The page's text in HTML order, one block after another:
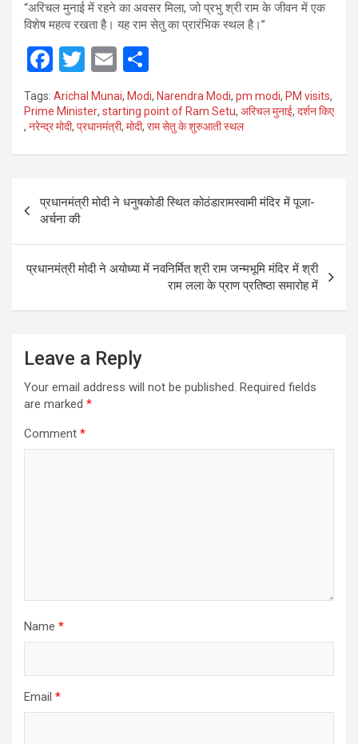
“अरिचल मुनाई में रहने का अवसर मिला, जो प्रभु श्री राम के जीवन में एक
विशेष महत्व रखता है। यह राम सेतु का प्रारंभिक स्थल है।”
F
a
ce
b
o
k
T
wi
tt
er
E
m
ail
h
ar
e
Tags: Arichal Munai, Modi, Narendra Modi, pm modi, PM visits,
Prime Minister, starting point of Ram Setu, अरिचल मुनाई, दर्शन किए
, नरेन्द्र मोदी, प्रधानमंत्री, मोदी, राम सेतु के शुरुआती स्थल
navigation
प्रधानमंत्री मोदी ने धनुषकोडी स्थित कोठंडारामस्वामी मंदिर में पूजा-
अर्चना की
प्रधानमंत्री मोदी ने अयोध्या में नवनिर्मित श्री राम जन्मभूमि मंदिर में श्री
राम लला के प्राण प्रतिष्ठा समारोह में
Leave a Reply
Your email address will not be published. Required fields
are marked *
Comment *
Name *
Email *